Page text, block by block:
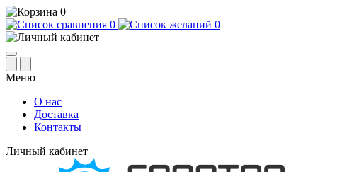
0
0
0
Меню
О нас
Доставка
Контакты
Личный кабинет